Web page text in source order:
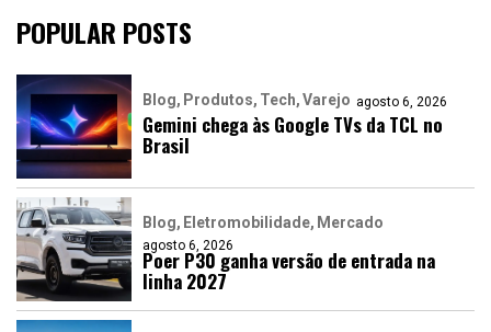
POPULAR POSTS
Blog Produtos Tech Varejo agosto 6, 2026
Gemini chega às Google TVs da TCL no
Brasil
Blog Eletromobilidade Mercado
agosto 6, 2026
Poer P30 ganha versão de entrada na
linha 2027